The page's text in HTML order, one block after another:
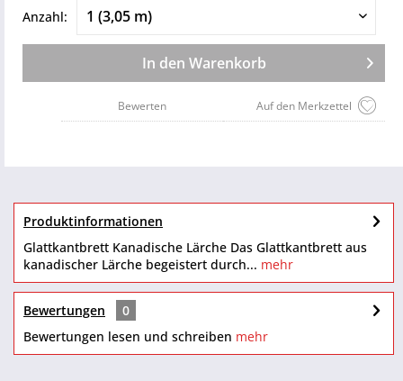
Anzahl:
In den Warenkorb
Auf den Merkzettel
Bewerten
Produktinformationen
Glattkantbrett Kanadische Lärche Das Glattkantbrett aus
kanadischer Lärche begeistert durch... mehr
Bewertungen
0
Bewertungen lesen und schreiben mehr